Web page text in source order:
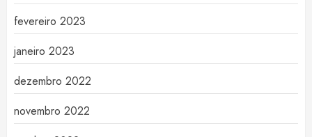
fevereiro 2023
janeiro 2023
dezembro 2022
novembro 2022